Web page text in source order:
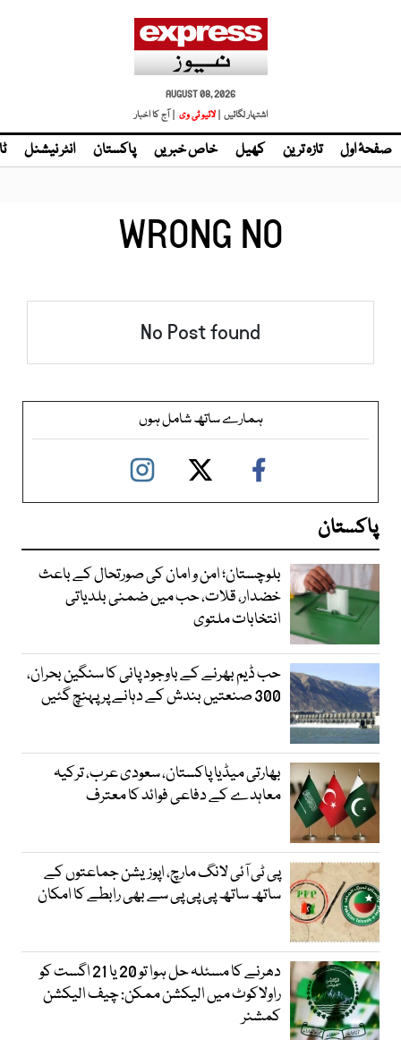
AUGUST 08, 2026
اشتہار لگائیں | لائیو ٹی وی | آج کا اخبار
صفحۂ اول تازہ ترین کھیل خاص خبریں پاکستان انٹر نیشنل
WRONG NO
No Post found
ہمارے ساتھ شامل ہوں
پاکستان
بلوچستان؛ امن و امان کی صورتحال کے باعث
خضدار، قلات، حب میں ضمنی بلدیاتی
انتخابات ملتوی
حب ڈیم بھرنے کے باوجود پانی کا سنگین بحران،
300 صنعتیں بندش کے دہانے پر پہنچ گئیں
بھارتی میڈیا پاکستان، سعودی عرب، ترکیہ
معاہدے کے دفاعی فوائد کا معترف
پی ٹی آئی لانگ مارچ، اپوزیشن جماعتوں کے
ساتھ ساتھ پی پی پی سے بھی رابطے کا امکان
دھرنے کا مسئلہ حل ہوا تو 20 یا 21 اگست کو
راولاکوٹ میں الیکشن ممکن: چیف الیکشن
کمشنر